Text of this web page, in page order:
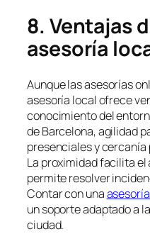
8. Ventajas
asesoría
Aunque las asesorías
asesoría local ofrece
conocimiento del
de Barcelona, agilidad
presenciales y
La proximidad facilita
permite resolver
Contar con una
un soporte adaptado a
ciudad.